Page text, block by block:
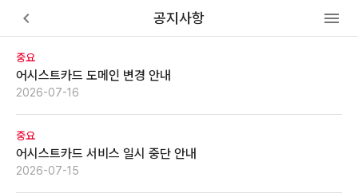
keyboard_arrow_left 공지사항 menu
중요
어시스트카드 도메인 변경 안내
2026-07-16
중요
어시스트카드 서비스 일시 중단 안내
2026-07-15